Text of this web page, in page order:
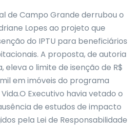
de Campo Grande derrubou o
Lopes ao projeto que
do IPTU para beneficiários
A proposta, de autoria
eleva o limite de isenção de R$
em imóveis do programa
Executivo havia vetado o
de estudos de impacto
pela Lei de Responsabilidade